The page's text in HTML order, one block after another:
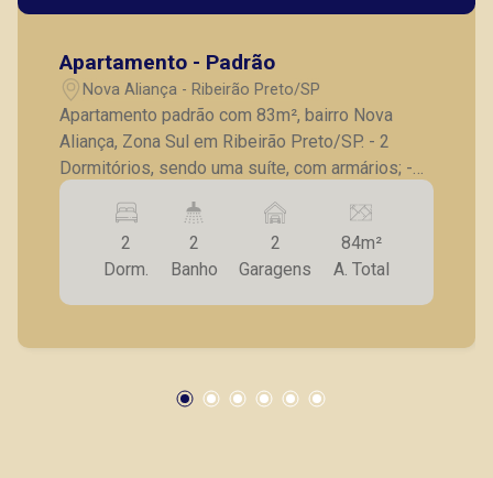
Apartamento - Padrão
Nova Aliança - Ribeirão Preto/SP
Apartamento padrão com 83m², bairro Nova
Aliança, Zona Sul em Ribeirão Preto/SP. - 2
Dormitórios, sendo uma suíte, com armários; -
Sala 02 ambientes; - Cozinha com armários; -
Banheiro social; - Área de serviço; - 2 Vagas de
garagem; A Piramid tem como objetivo atender
seus clientes com agilidade e segurança, em
locação, vendas de imóveis prontos, usados ou
de Ribeirão Preto.
2
Dorm.
2
Banho
2
Garagens
84m²
A. Total